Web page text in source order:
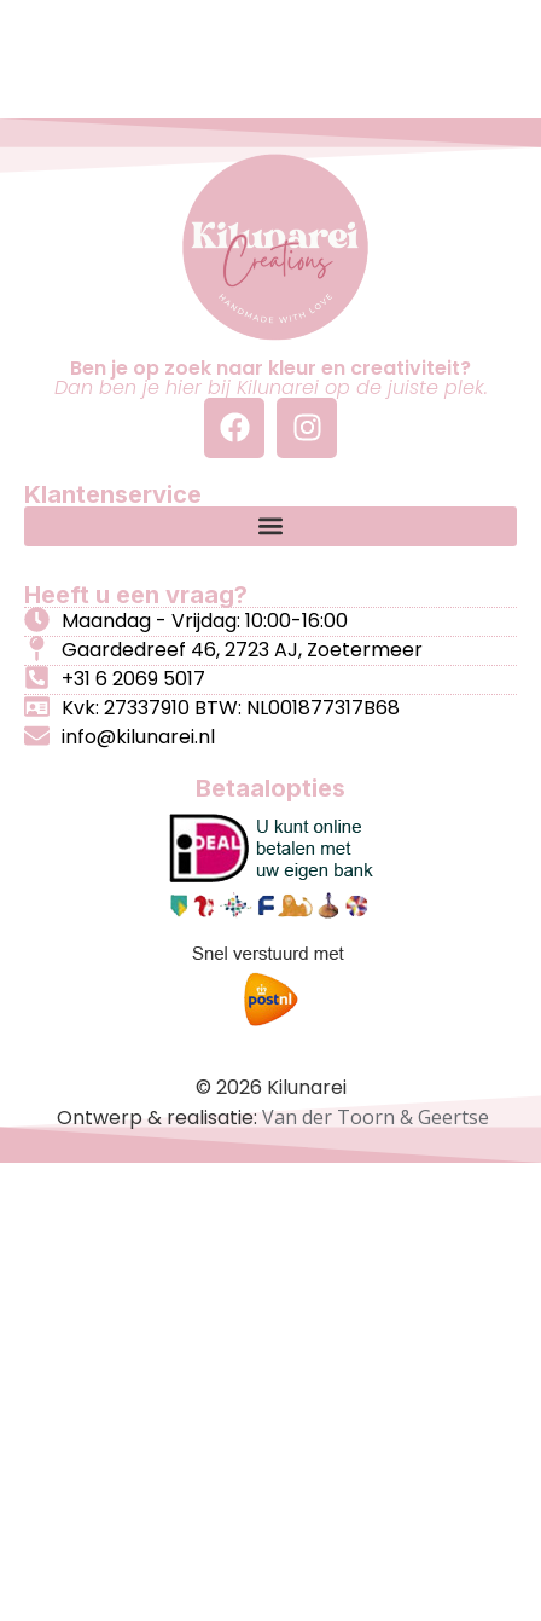
Ben je op zoek naar kleur en creativiteit?
Dan ben je hier bij Kilunarei op de juiste plek.
Klantenservice
Heeft u een vraag?
Maandag - Vrijdag: 10:00-16:00
Gaardedreef 46, 2723 AJ, Zoetermeer
+31 6 2069 5017
Kvk: 27337910 BTW: NL001877317B68
info@kilunarei.nl
Betaalopties
© 2026 Kilunarei
Ontwerp & realisatie:Van der Toorn & Geertse